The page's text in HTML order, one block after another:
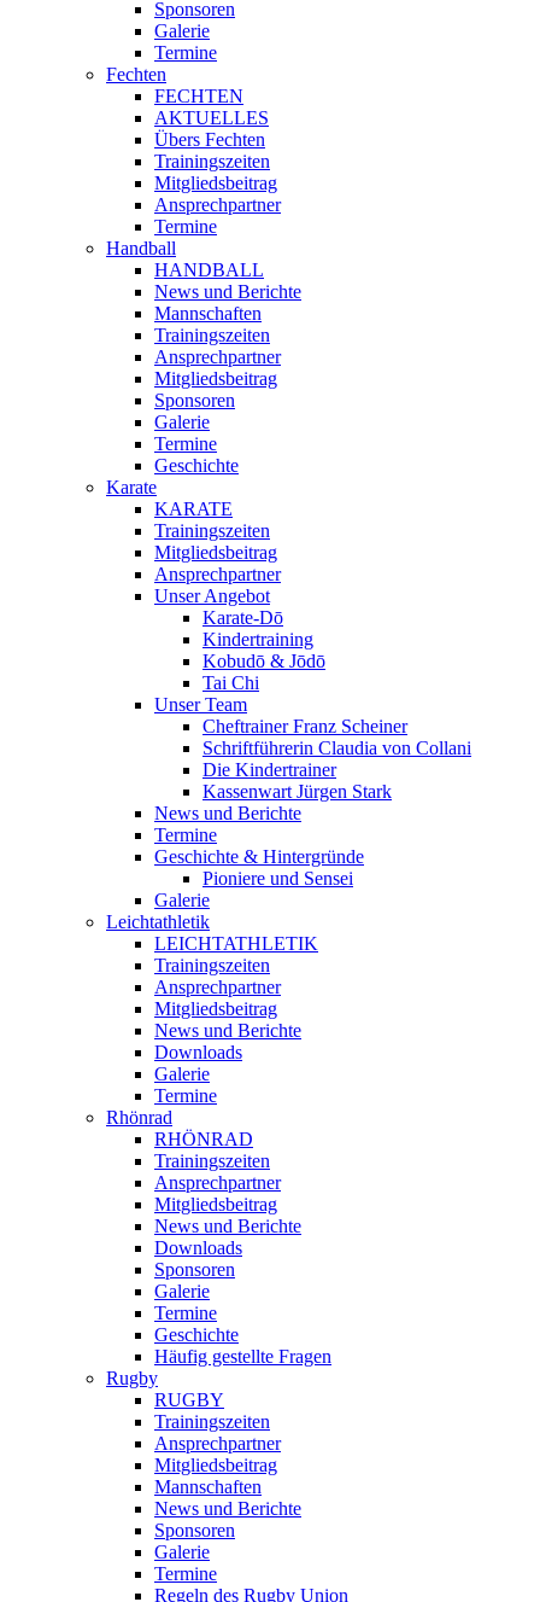
Sponsoren
Galerie
Termine
Fechten
FECHTEN
AKTUELLES
Übers Fechten
Trainingszeiten
Mitgliedsbeitrag
Ansprechpartner
Termine
Handball
HANDBALL
News und Berichte
Mannschaften
Trainingszeiten
Ansprechpartner
Mitgliedsbeitrag
Sponsoren
Galerie
Termine
Geschichte
Karate
KARATE
Trainingszeiten
Mitgliedsbeitrag
Ansprechpartner
Unser Angebot
Karate-Dō
Kindertraining
Kobudō & Jōdō
Tai Chi
Unser Team
Cheftrainer Franz Scheiner
Schriftführerin Claudia von Collani
Die Kindertrainer
Kassenwart Jürgen Stark
News und Berichte
Termine
Geschichte & Hintergründe
Pioniere und Sensei
Galerie
Leichtathletik
LEICHTATHLETIK
Trainingszeiten
Ansprechpartner
Mitgliedsbeitrag
News und Berichte
Downloads
Galerie
Termine
Rhönrad
RHÖNRAD
Trainingszeiten
Ansprechpartner
Mitgliedsbeitrag
News und Berichte
Downloads
Sponsoren
Galerie
Termine
Geschichte
Häufig gestellte Fragen
Rugby
RUGBY
Trainingszeiten
Ansprechpartner
Mitgliedsbeitrag
Mannschaften
News und Berichte
Sponsoren
Galerie
Termine
Regeln des Rugby Union